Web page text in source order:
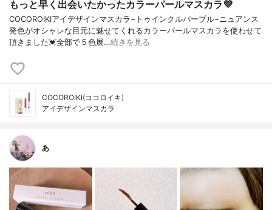
もっと早く出会いたかったカラーパールマスカラ💜
COCOROIKIアイデザインマスカラ−トゥインクルパープル−ニュアンス
発色がオシャレな目元に魅せてくれるカラーパールマスカラを使わせて
頂きました💓全部で５色展…続きを見る
COCOROIKI(ココロイキ)
アイデザインマスカラ
あ